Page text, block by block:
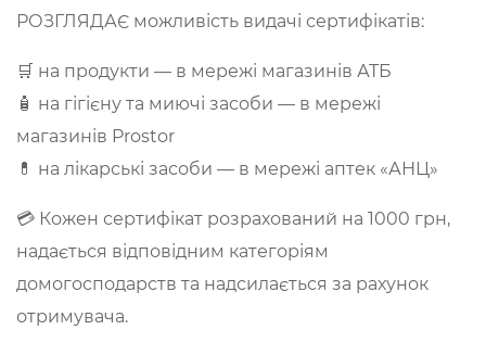
РОЗГЛЯДАЄ можливість видачі сертифікатів:
🛒 на продукти — в мережі магазинів АТБ
🧴 на гігієну та миючі засоби — в мережі
магазинів Prostor
💊 на лікарські засоби — в мережі аптек «АНЦ»
💳 Кожен сертифікат розрахований на 1000 грн,
надається відповідним категоріям
домогосподарств та надсилається за рахунок
отримувача.